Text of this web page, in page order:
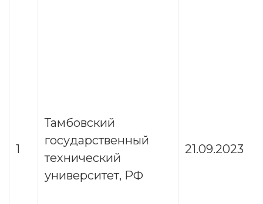
1
Тамбовский
государственный
технический
университет, РФ
21.09.2023